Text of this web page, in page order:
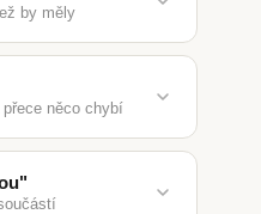
by měly
něco chybí